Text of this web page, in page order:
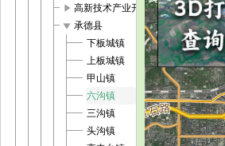
play_arrow 高新技术产业开发区
play_arrow 承德县
下板城镇
上板城镇
甲山镇
六沟镇
三沟镇
头沟镇